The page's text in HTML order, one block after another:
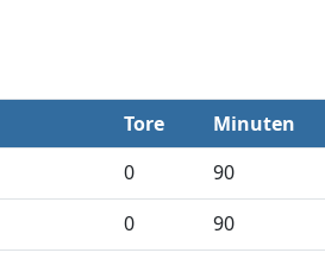
Tore
Minuten
0
90
0
90